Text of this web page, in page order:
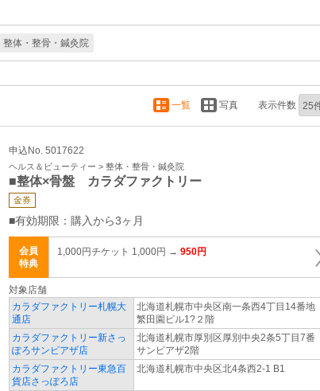
整体・整骨・鍼灸院
一覧 写真 表示件数
申込No. 5017622
ヘルス＆ビューティー > 整体・整骨・鍼灸院
■整体×骨盤 カラダファクトリー
金券
■有効期限：購入から3ヶ月
会員
特典
1,000円チケット 1,000円 → 950円
対象店舗
カラダファクトリー札幌大
通店
北海道札幌市中央区南一条西4丁目14番地
繁田園ビル1?２階
カラダファクトリー新さっ
ぽろサンピアザ店
北海道札幌市厚別区厚別中央2条5丁目7番
サンピアザ2階
カラダファクトリー東急百
貨店さっぽろ店
北海道札幌市中央区北4条西2-1 B1